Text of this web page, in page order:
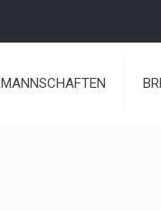
MANNSCHAFTEN